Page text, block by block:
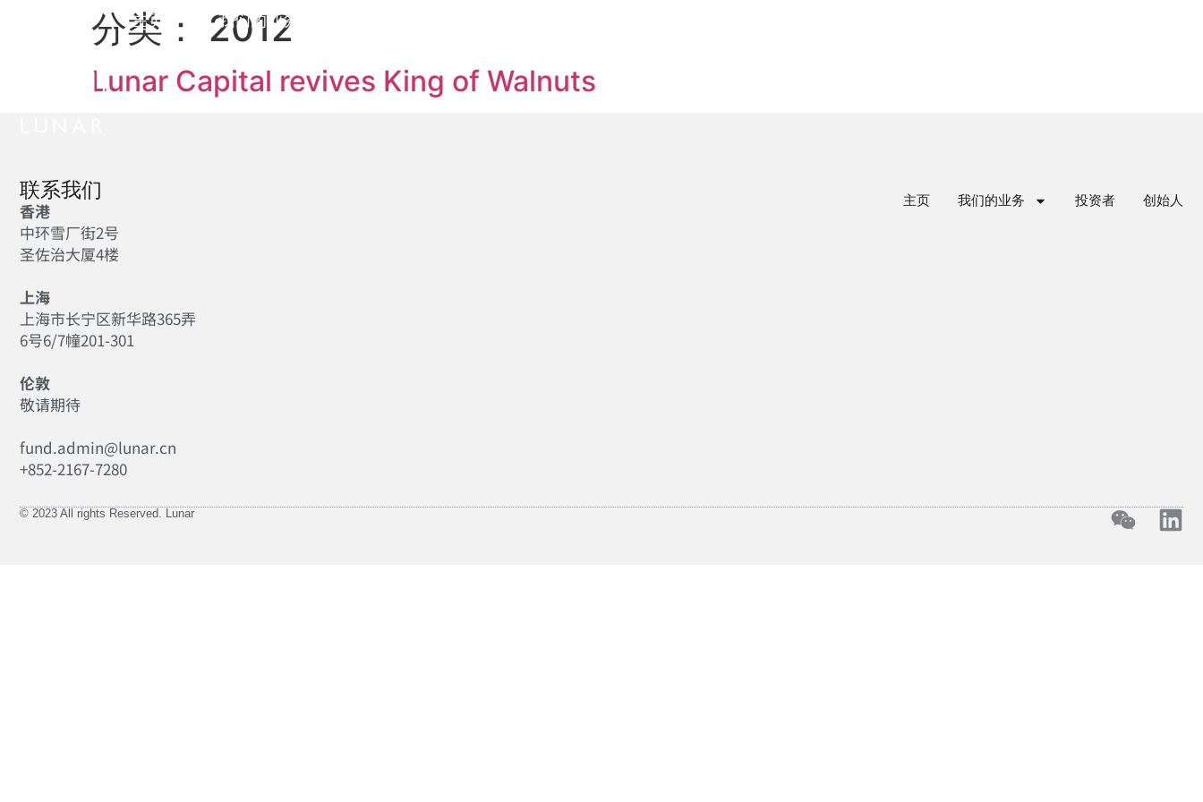
主页 我们的业务
分类： 2012
Lunar Capital revives King of Walnuts
联系我们
香港
中环雪厂街2号
圣佐治大厦4楼
上海
上海市长宁区新华路365弄
6号6/7幢201-301
伦敦
敬请期待
fund.admin@lunar.cn
+852-2167-7280
主页 我们的业务 投资者 创始人
© 2023 All rights Reserved. Lunar